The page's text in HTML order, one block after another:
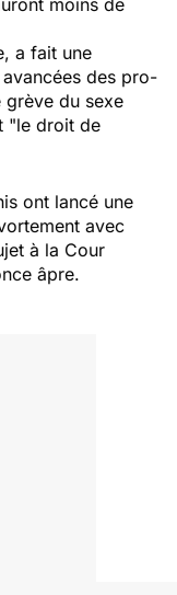
a fait une
des pro-
grève du sexe
"le droit de
ont lancé une
avec
à la Cour
âpre.